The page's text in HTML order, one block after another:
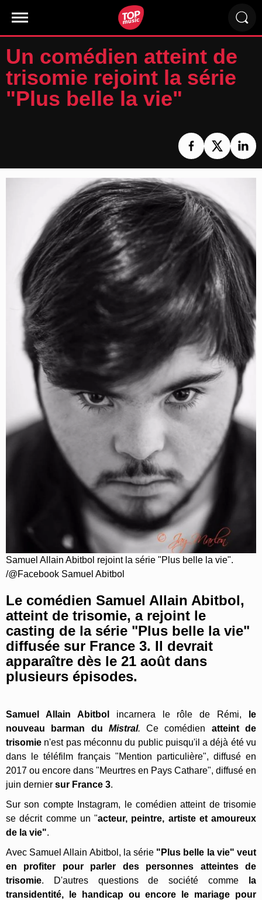
Un comédien atteint de
trisomie rejoint la série
"Plus belle la vie"
Samuel Allain Abitbol rejoint la série "Plus belle la vie".
/@Facebook Samuel Abitbol
Le comédien Samuel Allain Abitbol,
atteint de trisomie, a rejoint le
casting de la série "Plus belle la vie"
diffusée sur France 3. Il devrait
apparaître dès le 21 août dans
plusieurs épisodes.
Samuel Allain Abitbol incarnera le rôle de Rémi,
le
nouveau barman du Mistral.Ce comédien atteint de
trisomie n'est pas méconnu du public puisqu'il a déjà été vu
dans le téléfilm français "Mention particulière", diffusé en
2017 ou encore dans "Meurtres en Pays Cathare", diffusé en
juin dernier sur France 3.
Sur son compte Instagram, le comédien atteint de trisomie
se décrit comme un "acteur, peintre, artiste et amoureux
de la vie".
Avec Samuel Allain Abitbol, la série "Plus belle la vie" veut
en profiter pour parler des personnes atteintes de
trisomie. D'autres questions de société comme
la
transidentité, le handicap ou encore le mariage pour